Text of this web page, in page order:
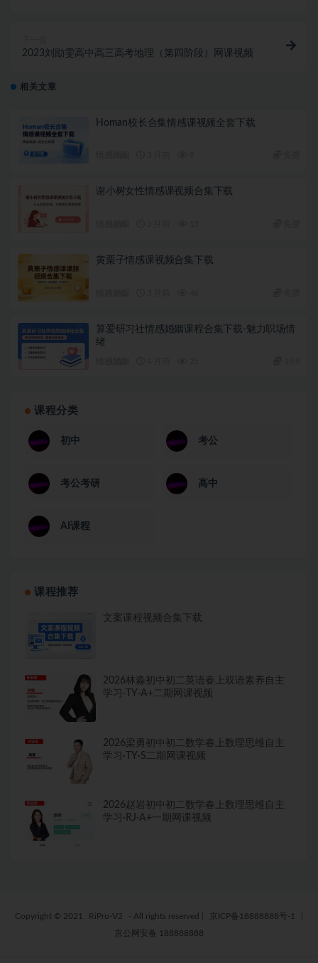
2023刘勖雯高中高三高考地理（第四阶段）网课视频
相关文章
Homan校长合集情感课视频全套下载
谢小树女性情感课视频合集下载
黄栗子情感课视频合集下载
算爱研习社情感婚姻课程合集下载-魅力职场情
绪
课程分类
初中 考公
考公考研 高中
AI课程
课程推荐
文案课程视频合集下载
2026林淼初中初二英语春上双语素养自主
学习·TY·A+二期网课视频
2026梁勇初中初二数学春上数理思维自主
学习·TY·S二期网课视频
2026赵岩初中初二数学春上数理思维自主
学习·RJ·A+一期网课视频
Copyright © 2021 RiPro-V2 - All rights reserved 京ICP备18888888号-1
京公网安备 188888888